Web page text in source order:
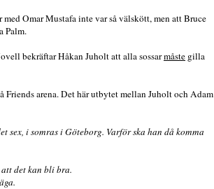
Omar Mustafa inte var så välskött, men att Bruce
Palm.
bekräftar Håkan Juholt att alla sossarmåste gilla
Friends arena. Det här utbytet mellan Juholt och Adam
sex, i somras i Göteborg. Varför ska han då komma
det kan bli bra.